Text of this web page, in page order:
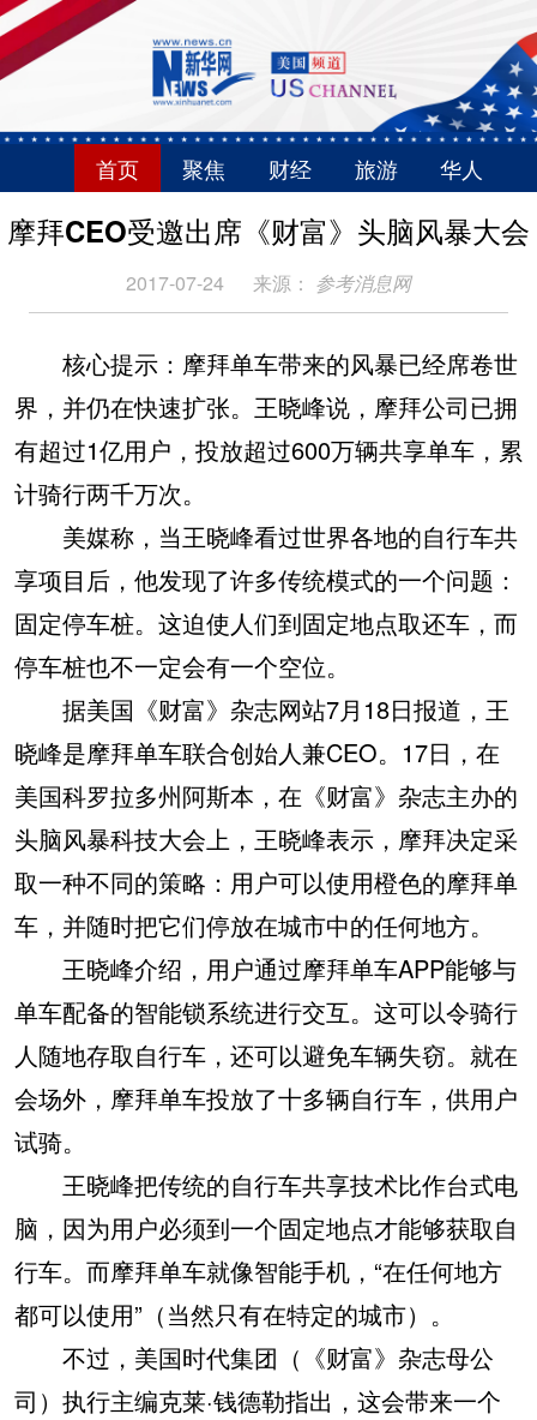
首页 聚焦 财经 旅游 华人
摩拜CEO受邀出席《财富》头脑风暴大会
2017-07-24 来源： 参考消息网
核心提示：摩拜单车带来的风暴已经席卷世
界，并仍在快速扩张。王晓峰说，摩拜公司已拥
有超过1亿用户，投放超过600万辆共享单车，累
计骑行两千万次。
美媒称，当王晓峰看过世界各地的自行车共
享项目后，他发现了许多传统模式的一个问题：
固定停车桩。这迫使人们到固定地点取还车，而
停车桩也不一定会有一个空位。
据美国《财富》杂志网站7月18日报道，王
晓峰是摩拜单车联合创始人兼CEO。17日，在
美国科罗拉多州阿斯本，在《财富》杂志主办的
头脑风暴科技大会上，王晓峰表示，摩拜决定采
取一种不同的策略：用户可以使用橙色的摩拜单
车，并随时把它们停放在城市中的任何地方。
王晓峰介绍，用户通过摩拜单车APP能够与
单车配备的智能锁系统进行交互。这可以令骑行
人随地存取自行车，还可以避免车辆失窃。就在
会场外，摩拜单车投放了十多辆自行车，供用户
试骑。
王晓峰把传统的自行车共享技术比作台式电
脑，因为用户必须到一个固定地点才能够获取自
行车。而摩拜单车就像智能手机，“在任何地方
都可以使用”（当然只有在特定的城市）。
不过，美国时代集团（《财富》杂志母公
司）执行主编克莱·钱德勒指出，这会带来一个